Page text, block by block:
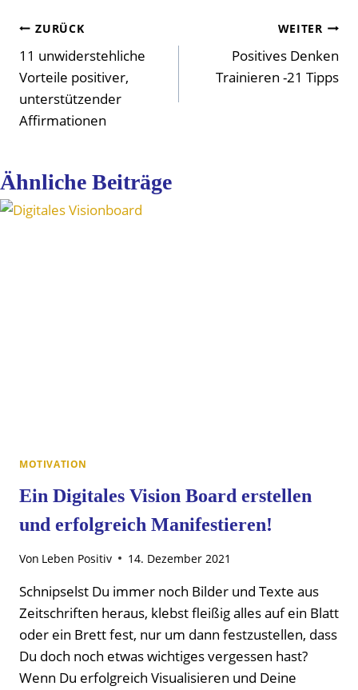
Beitragsnavigation
ZURÜCK
11 unwiderstehliche
Vorteile positiver,
unterstützender
Affirmationen
WEITER
Positives Denken
Trainieren -21 Tipps
Ähnliche Beiträge
MOTIVATION
Ein Digitales Vision Board erstellen
und erfolgreich Manifestieren!
Von Leben Positiv 14. Dezember 2021
Schnipselst Du immer noch Bilder und Texte aus
Zeitschriften heraus, klebst fleißig alles auf ein Blatt
oder ein Brett fest, nur um dann festzustellen, dass
Du doch noch etwas wichtiges vergessen hast?
Wenn Du erfolgreich Visualisieren und Deine